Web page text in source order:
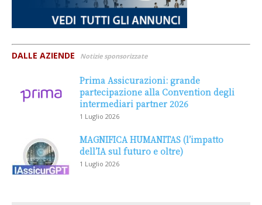
DALLE AZIENDE Notizie sponsorizzate
Prima Assicurazioni: grande
partecipazione alla Convention degli
intermediari partner 2026
1 Luglio 2026
MAGNIFICA HUMANITAS (l’impatto
dell’IA sul futuro e oltre)
1 Luglio 2026